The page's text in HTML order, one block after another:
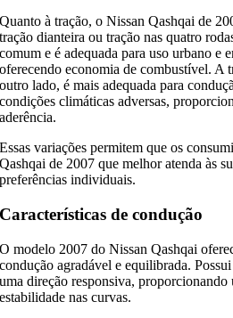
Quanto à tração, o Nissan Qashqai de
tração dianteira ou tração nas quatro
comum e é adequada para uso urbano e
oferecendo economia de combustível. A
outro lado, é mais adequada para
condições climáticas adversas,
aderência.
Essas variações permitem que os
Qashqai de 2007 que melhor atenda às
preferências individuais.
Características de condução
O modelo 2007 do Nissan Qashqai
condução agradável e equilibrada.
uma direção responsiva, proporcionando
estabilidade nas curvas.